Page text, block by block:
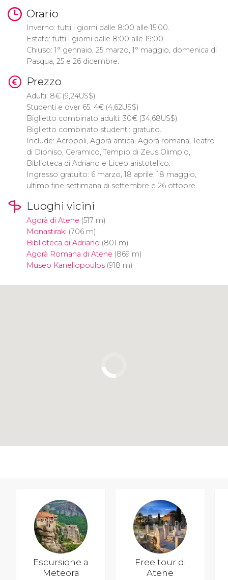
Orario
Inverno: tutti i giorni dalle 8:00 alle 15:00.
Estate: tutti i giorni dalle 8:00 alle 19:00.
Chiuso: 1° gennaio, 25 marzo, 1° maggio, domenica di
Pasqua, 25 e 26 dicembre.
Prezzo
Adulti: 8€(9,24US$)
Studenti e over 65: 4€(4,62US$)
Biglietto combinato adulti: 30€(34,68US$)
Biglietto combinato studenti: gratuito.
Include: Acropoli, Agorà antica, Agorà romana, Teatro
di Dioniso, Ceramico, Tempio di Zeus Olimpio,
Biblioteca di Adriano e Liceo aristotelico.
Ingresso gratuito: 6 marzo, 18 aprile, 18 maggio,
ultimo fine settimana di settembre e 26 ottobre.
Luoghi vicini
Agorà di Atene (517 m)
Monastiraki(706 m)
Biblioteca di Adriano (801 m)
Agorà Romana di Atene (869 m)
Museo Kanellopoulos(918 m)
Escursione a
Meteora
Free tour di
Atene